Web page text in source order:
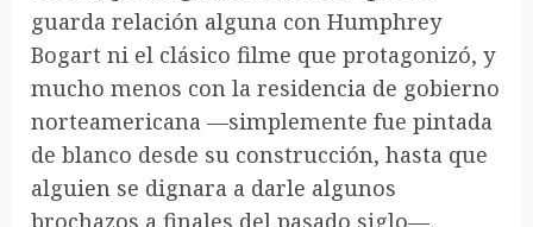
guarda relación alguna con Humphrey
Bogart ni el clásico filme que protagonizó, y
mucho menos con la residencia de gobierno
norteamericana —simplemente fue pintada
de blanco desde su construcción, hasta que
alguien se dignara a darle algunos
brochazos a finales del pasado siglo—,